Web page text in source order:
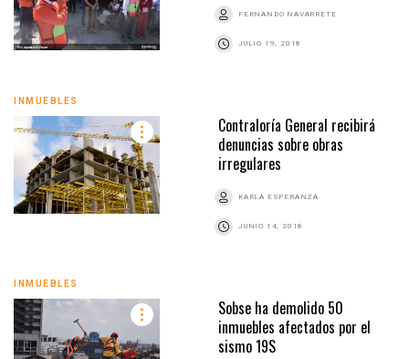
FERNANDO NAVARRETE
JULIO 19, 2018
INMUEBLES
Contraloría General recibirá
denuncias sobre obras
irregulares
KARLA ESPERANZA
JUNIO 14, 2018
INMUEBLES
Sobse ha demolido 50
inmuebles afectados por el
sismo 19S